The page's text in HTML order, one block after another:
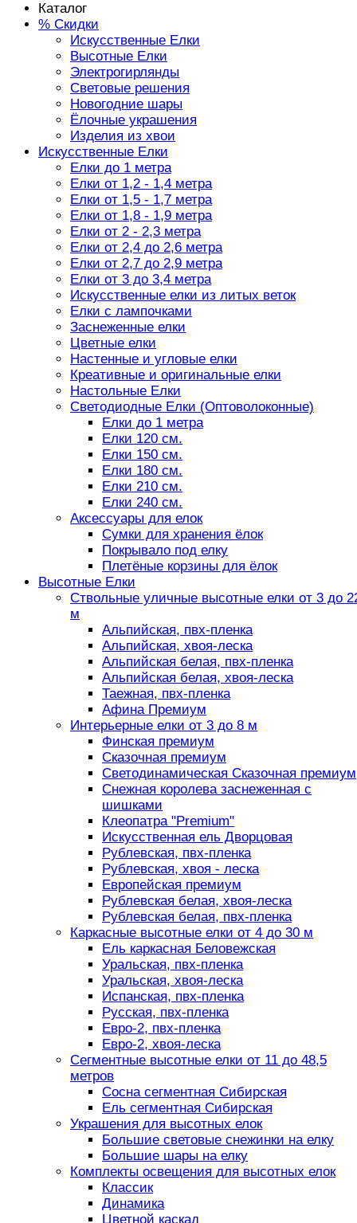
Каталог
% Скидки
Искусственные Елки
Высотные Елки
Электрогирлянды
Световые решения
Новогодние шары
Ёлочные украшения
Изделия из хвои
Искусственные Елки
Елки до 1 метра
Елки от 1,2 - 1,4 метра
Елки от 1,5 - 1,7 метра
Елки от 1,8 - 1,9 метра
Елки от 2 - 2,3 метра
Елки от 2,4 до 2,6 метра
Елки от 2,7 до 2,9 метра
Елки от 3 до 3,4 метра
Искусственные елки из литых веток
Елки с лампочками
Заснеженные елки
Цветные елки
Настенные и угловые елки
Креативные и оригинальные елки
Настольные Елки
Светодиодные Елки (Оптоволоконные)
Елки до 1 метра
Елки 120 см.
Елки 150 см.
Елки 180 см.
Елки 210 см.
Елки 240 см.
Аксессуары для елок
Сумки для хранения ёлок
Покрывало под елку
Плетёные корзины для ёлок
Высотные Елки
Ствольные уличные высотные елки от 3 до
м
Альпийская, пвх-пленка
Альпийская, хвоя-леска
Альпийская белая, пвх-пленка
Альпийская белая, хвоя-леска
Таежная, пвх-пленка
Афина Премиум
Интерьерные елки от 3 до 8 м
Финская премиум
Сказочная премиум
Светодинамическая Сказочная премиум
Снежная королева заснеженная с
шишками
Клеопатра "Premium"
Искусственная ель Дворцовая
Рублевская, пвх-пленка
Рублевская, хвоя - леска
Европейская премиум
Рублевская белая, хвоя-леска
Рублевская белая, пвх-пленка
Каркасные высотные елки от 4 до 30 м
Ель каркасная Беловежская
Уральская, пвх-пленка
Уральская, хвоя-леска
Испанская, пвх-пленка
Русская, пвх-пленка
Евро-2, пвх-пленка
Евро-2, хвоя-леска
Сегментные высотные елки от 11 до 48,5
метров
Сосна сегментная Сибирская
Ель сегментная Сибирская
Украшения для высотных елок
Большие световые снежинки на елку
Большие шары на елку
Комплекты освещения для высотных елок
Классик
Динамика
Цветной каскад